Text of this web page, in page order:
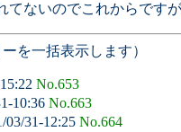
ないのでこれからです
を一括表示します）
No.653
10:36 No.663
03/31-12:25 No.664